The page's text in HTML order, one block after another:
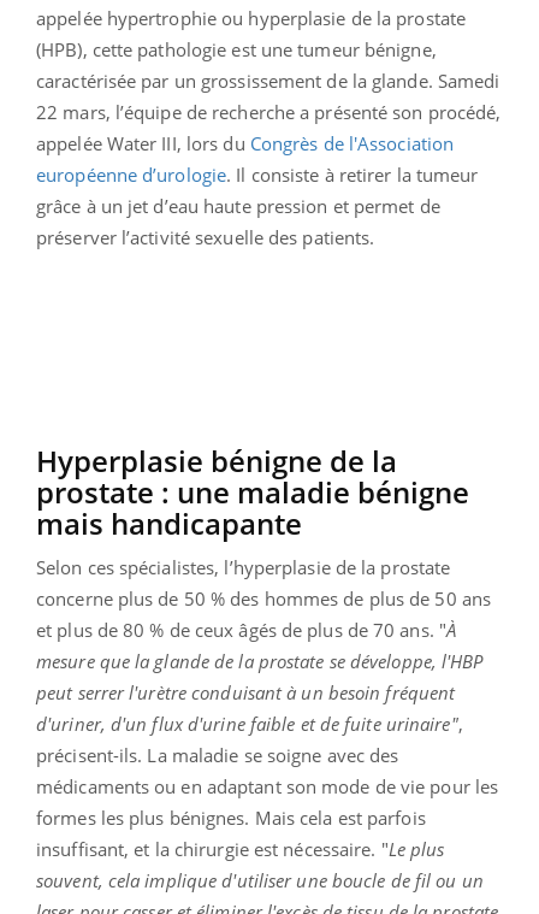
appelée hypertrophie ou hyperplasie de la prostate
(HPB), cette pathologie est une tumeur bénigne,
caractérisée par un grossissement de la glande. Samedi
22 mars, l’équipe de recherche a présenté son procédé,
appelée Water III, lors du Congrès de l'Association
européenne d’urologie. Il consiste à retirer la tumeur
grâce à un jet d’eau haute pression et permet de
préserver l’activité sexuelle des patients.
Hyperplasie bénigne de la
prostate : une maladie bénigne
mais handicapante
Selon ces spécialistes, l’hyperplasie de la prostate
concerne plus de 50 % des hommes de plus de 50 ans
et plus de 80 % de ceux âgés de plus de 70 ans. "À
mesure que la glande de la prostate se développe, l'HBP
peut serrer l'urètre conduisant à un besoin fréquent
d'uriner, d'un flux d'urine faible et de fuite urinaire",
précisent-ils. La maladie se soigne avec des
médicaments ou en adaptant son mode de vie pour les
formes les plus bénignes. Mais cela est parfois
insuffisant, et la chirurgie est nécessaire. "Le plus
souvent, cela implique d'utiliser une boucle de fil ou un